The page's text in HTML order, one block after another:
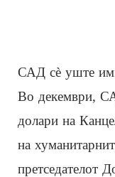
САД сè уште им
Во декември,
долари на
на
претседателот